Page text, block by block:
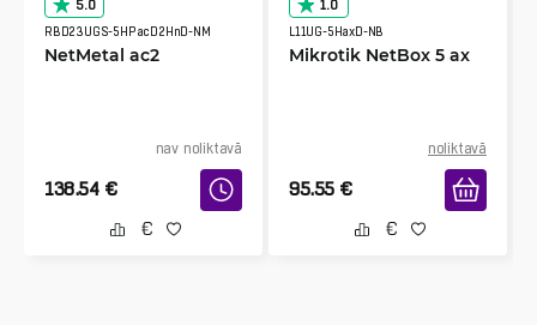
5.0
RBD23UGS-5HPacD2HnD-NM
NetMetal ac2
nav noliktavā
138.54 €
1.0
L11UG-5HaxD-NB
Mikrotik NetBox 5 ax
noliktavā
95.55 €